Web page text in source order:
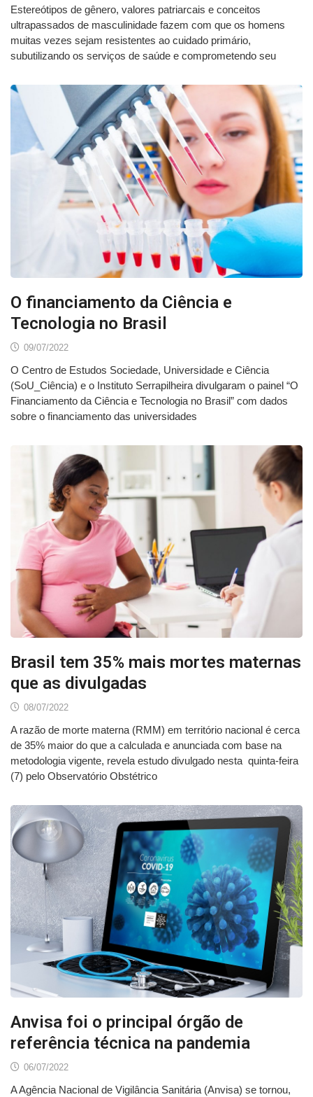
Estereótipos de gênero, valores patriarcais e conceitos
ultrapassados de masculinidade fazem com que os homens
muitas vezes sejam resistentes ao cuidado primário,
subutilizando os serviços de saúde e comprometendo seu
O financiamento da Ciência e
Tecnologia no Brasil
09/07/2022
O Centro de Estudos Sociedade, Universidade e Ciência
(SoU_Ciência) e o Instituto Serrapilheira divulgaram o painel “O
Financiamento da Ciência e Tecnologia no Brasil” com dados
sobre o financiamento das universidades
Brasil tem 35% mais mortes maternas
que as divulgadas
08/07/2022
A razão de morte materna (RMM) em território nacional é cerca
de 35% maior do que a calculada e anunciada com base na
metodologia vigente, revela estudo divulgado nesta quinta-feira
(7) pelo Observatório Obstétrico
Anvisa foi o principal órgão de
referência técnica na pandemia
06/07/2022
A Agência Nacional de Vigilância Sanitária (Anvisa) se tornou,